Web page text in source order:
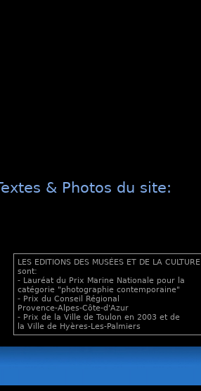
& Photos du site:
LES EDITIONS DES MUSÉES ET DE LA CULTURE
sont:
- Lauréat du Prix Marine Nationale pour la
catégorie "photographie contemporaine"
- Prix du Conseil Régional
Provence-Alpes-Côte-d'Azur
- Prix de la Ville de Toulon en 2003 et de
la Ville de Hyères-Les-Palmiers